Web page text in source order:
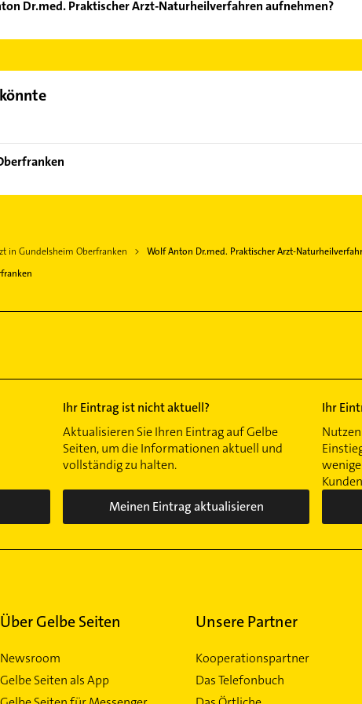
Dr.med. Praktischer Arzt-Naturheilverfahren aufnehmen?
in Gundelsheim Oberfranken
Wolf Anton Dr.med. Praktischer Arzt-
Ihr Eintrag ist nicht aktuell?
Aktualisieren Sie Ihren Eintrag auf Gelbe
Seiten, um die Informationen aktuell und
vollständig zu halten.
Meinen Eintrag aktualisieren
Ihr
Über Gelbe Seiten
Newsroom
Gelbe Seiten als App
Unsere Partner
Kooperationspartner
Das Telefonbuch